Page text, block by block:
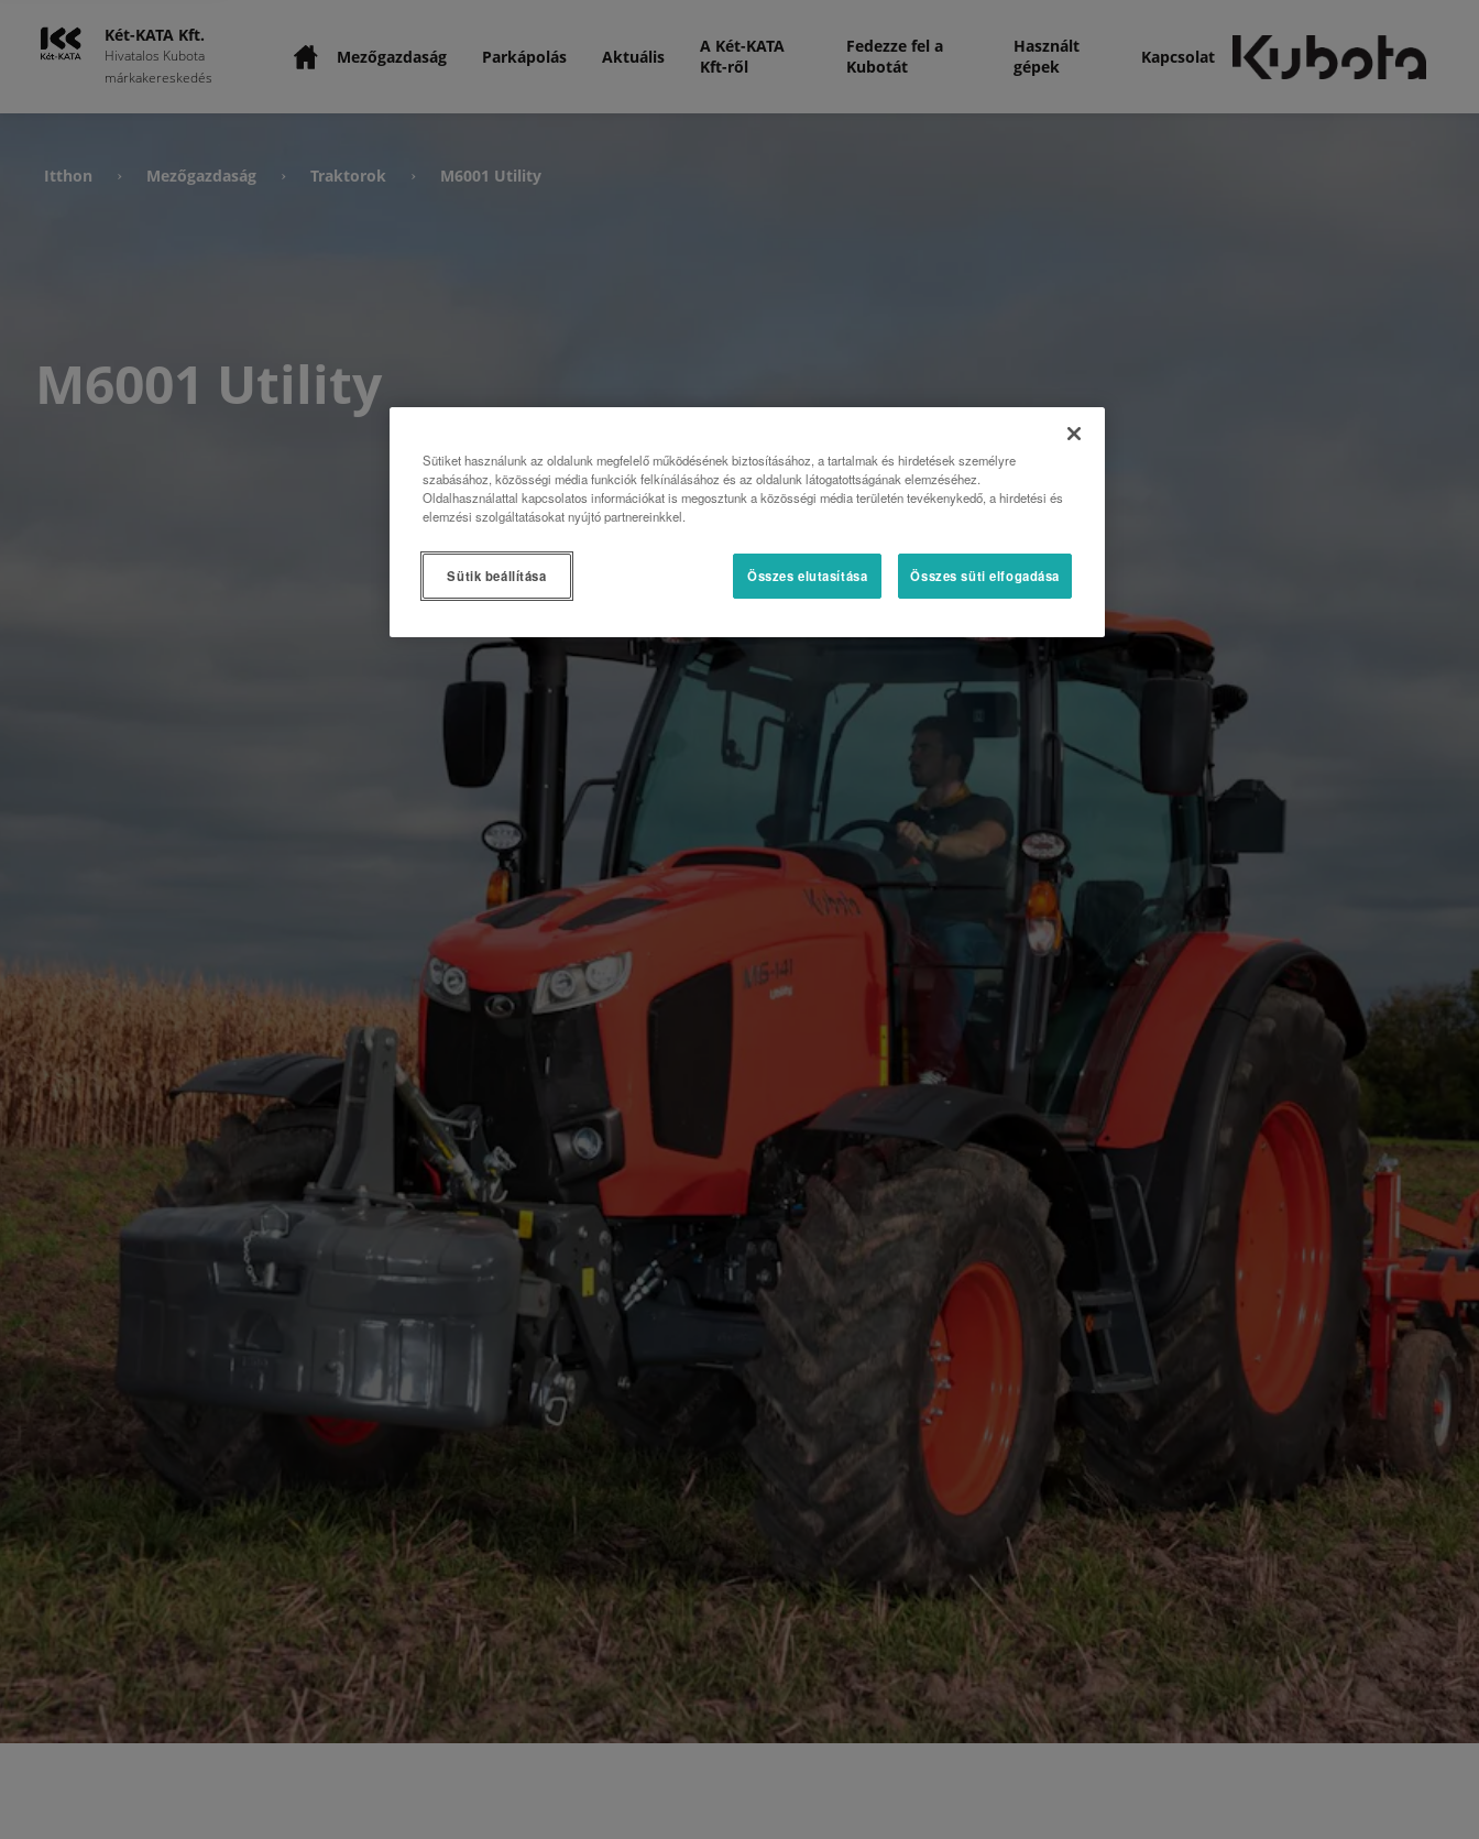
Két-KATA Kft.
Hivatalos Kubota
márkakereskedés
Mezőgazdaság Parkápolás Aktuális
A Két-KATA
Kft-ről
Fedezze fel a
Kubotát
Használt
gépek
Kapcsolat
Itthon › Mezőgazdaság › Traktorok › M6001 Utility
M6001 Utility
Sütiket használunk az oldalunk megfelelő működésének biztosításához, a tartalmak és hirdetések személyre
szabásához, közösségi média funkciók felkínálásához és az oldalunk látogatottságának elemzéséhez.
Oldalhasználattal kapcsolatos információkat is megosztunk a közösségi média területén tevékenykedő, a hirdetési és
elemzési szolgáltatásokat nyújtó partnereinkkel.
Összes elutasítása Összes süti elfogadása
Sütik beállítása